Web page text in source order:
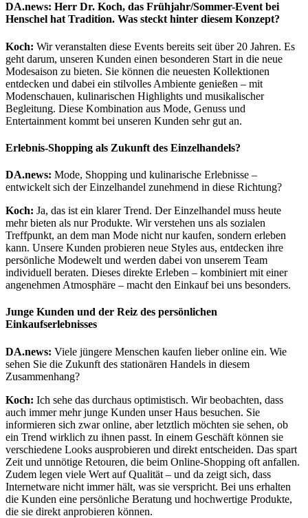
DA.news: Herr Dr. Koch, das Frühjahr/Sommer-Event bei
Henschel hat Tradition. Was steckt hinter diesem Konzept?
Koch: Wir veranstalten diese Events bereits seit über 20 Jahren. Es
geht darum, unseren Kunden einen besonderen Start in die neue
Modesaison zu bieten. Sie können die neuesten Kollektionen
entdecken und dabei ein stilvolles Ambiente genießen – mit
Modenschauen, kulinarischen Highlights und musikalischer
Begleitung. Diese Kombination aus Mode, Genuss und
Entertainment kommt bei unseren Kunden sehr gut an.
Erlebnis-Shopping als Zukunft des Einzelhandels?
DA.news: Mode, Shopping und kulinarische Erlebnisse –
entwickelt sich der Einzelhandel zunehmend in diese Richtung?
Koch: Ja, das ist ein klarer Trend. Der Einzelhandel muss heute
mehr bieten als nur Produkte. Wir verstehen uns als sozialen
Treffpunkt, an dem man Mode nicht nur kaufen, sondern erleben
kann. Unsere Kunden probieren neue Styles aus, entdecken ihre
persönliche Modewelt und werden dabei von unserem Team
individuell beraten. Dieses direkte Erleben – kombiniert mit einer
angenehmen Atmosphäre – macht den Einkauf bei uns besonders.
Junge Kunden und der Reiz des persönlichen
Einkaufserlebnisses
DA.news: Viele jüngere Menschen kaufen lieber online ein. Wie
sehen Sie die Zukunft des stationären Handels in diesem
Zusammenhang?
Koch: Ich sehe das durchaus optimistisch. Wir beobachten, dass
auch immer mehr junge Kunden unser Haus besuchen. Sie
informieren sich zwar online, aber letztlich möchten sie sehen, ob
ein Trend wirklich zu ihnen passt. In einem Geschäft können sie
verschiedene Looks ausprobieren und direkt entscheiden. Das spart
Zeit und unnötige Retouren, die beim Online-Shopping oft anfallen.
Zudem legen viele Wert auf Qualität – und da zeigt sich, dass
Internetware nicht immer hält, was sie verspricht. Bei uns erhalten
die Kunden eine persönliche Beratung und hochwertige Produkte,
die sie direkt anprobieren können.